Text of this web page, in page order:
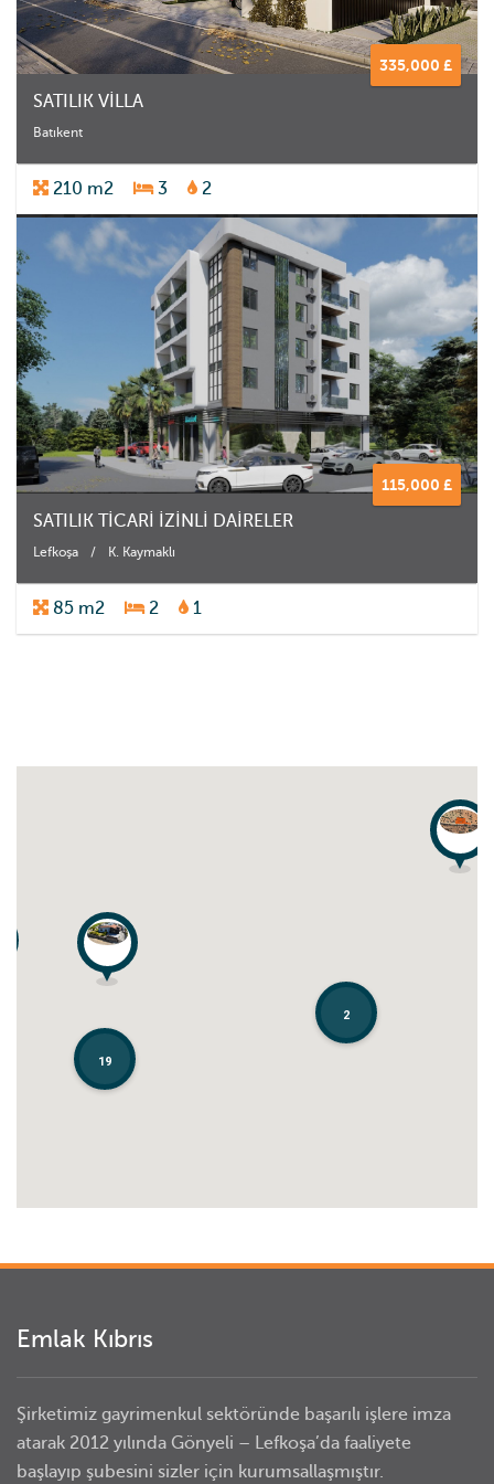
335,000 £
SATILIK VİLLA
Batıkent
210 m2 3 2
115,000 £
SATILIK TİCARİ İZİNLİ DAİRELER
Lefkoşa / K. Kaymaklı
85 m2 2 1
19
2
Emlak Kıbrıs
Şirketimiz gayrimenkul sektöründe başarılı işlere imza
atarak 2012 yılında Gönyeli – Lefkoşa’da faaliyete
başlayıp şubesini sizler için kurumsallaşmıştır.